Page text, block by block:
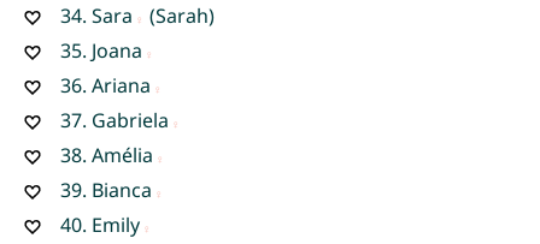
34. Sara
(Sarah)
35. Joana
36. Ariana
37. Gabriela
38. Amélia
39. Bianca
40. Emily